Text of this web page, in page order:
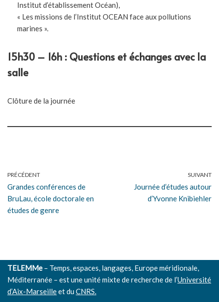
Institut d’établissement Océan),
« Les missions de l’Institut OCEAN face aux pollutions
marines ».
15h30 – 16h : Questions et échanges avec la
salle
Clôture de la journée
PRÉCÉDENT
Grandes conférences de
BruLau, école doctorale en
études de genre
SUIVANT
Journée d’études autour
d’Yvonne Knibiehler
TELEMMe – Temps, espaces, langages, Europe méridionale,
Méditerranée – est une unité mixte de recherche de l’Université
d’Aix-Marseilleet duCNRS.